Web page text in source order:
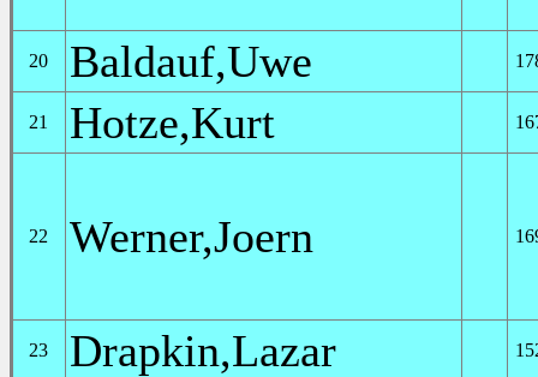
20 Baldauf,Uwe
21 Hotze,Kurt
22 Werner,Joern
23 Drapkin,Lazar